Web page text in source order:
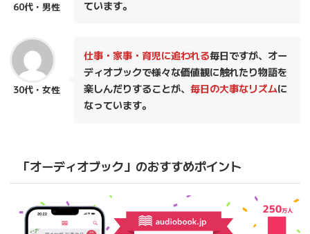
60代・男性
ています。
30代・女性
仕事・家事・育児に追われる毎日ですが、オー
ディオブックで様々な価値観に触れたり物語を
楽しんだりすることが、 毎日の大事なリズムに
なっています。
「オーディオブック」のおすすめポイント